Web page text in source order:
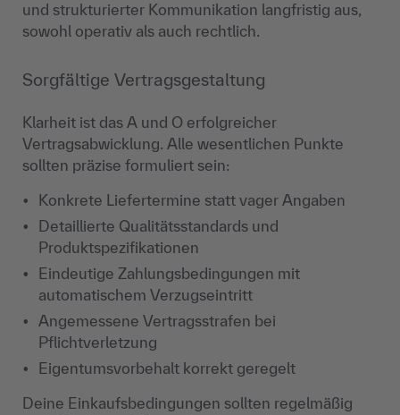
und strukturierter Kommunikation langfristig aus,
sowohl operativ als auch rechtlich.
Sorgfältige Vertragsgestaltung
Klarheit ist das A und O erfolgreicher
Vertragsabwicklung. Alle wesentlichen Punkte
sollten präzise formuliert sein:
Konkrete Liefertermine statt vager Angaben
Detaillierte Qualitätsstandards und
Produktspezifikationen
Eindeutige Zahlungsbedingungen mit
automatischem Verzugseintritt
Angemessene Vertragsstrafen bei
Pflichtverletzung
Eigentumsvorbehalt korrekt geregelt
Deine Einkaufsbedingungen sollten regelmäßig